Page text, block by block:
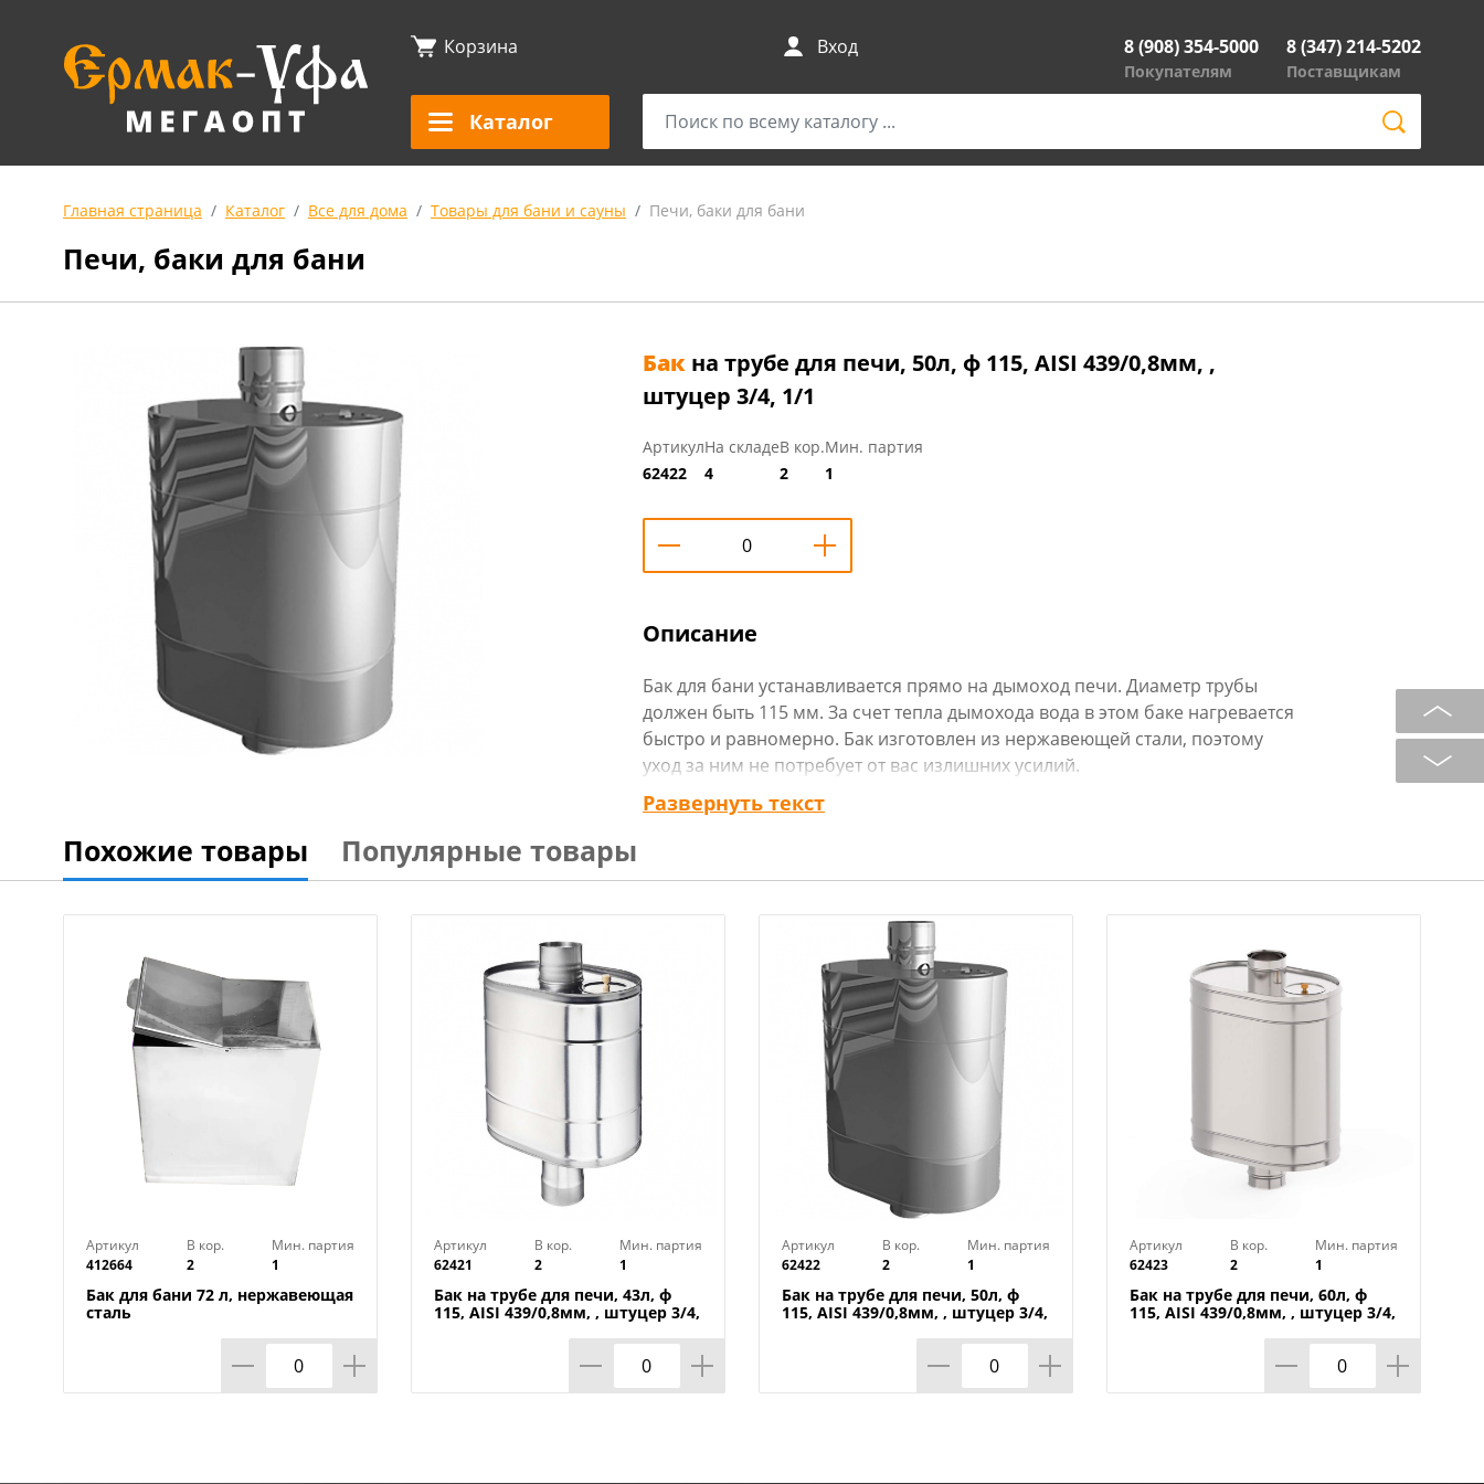
Корзина Вход 8 (908) 354-5000
Покупателям
8 (347) 214-5202
Поставщикам
Каталог
Главная страница Каталог Все для дома Товары для бани и сауны Печи, баки для бани
Печи, баки для бани
Бак на трубе для печи, 50л, ф 115, AISI 439/0,8мм, ,
штуцер 3/4, 1/1
Артикул
62422
На складе
4
В кор.
2
Мин. партия
1
Описание
Бак для бани устанавливается прямо на дымоход печи. Диаметр трубы
должен быть 115 мм. За счет тепла дымохода вода в этом баке нагревается
быстро и равномерно. Бак изготовлен из нержавеющей стали, поэтому
уход за ним не потребует от вас излишних усилий.
Технические характеристики
Материал: нержавеющая сталь
Толщина металла,мм: 0,8
Страна изготовитель: Россия
Развернуть текст
Похожие товары Популярные товары
Артикул
412664
В кор.
2
Мин. партия
1
Бак для бани 72 л, нержавеющая
сталь
Артикул
62421
В кор.
2
Мин. партия
1
Бак на трубе для печи, 43л, ф
115, AISI 439/0,8мм, , штуцер 3/4,
Артикул
62422
В кор.
2
Мин. партия
1
Бак на трубе для печи, 50л, ф
115, AISI 439/0,8мм, , штуцер 3/4,
Артикул
62423
В кор.
2
Мин. партия
1
Бак на трубе для печи, 60л, ф
115, AISI 439/0,8мм, , штуцер 3/4,